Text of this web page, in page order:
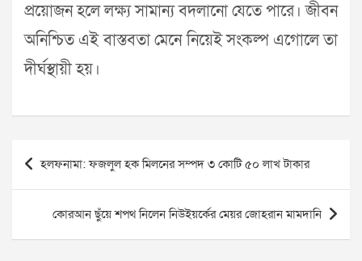
প্রয়োজন হলে লক্ষ্য সামান্য বদলানো যেতে পারে। জীবন
অনিশ্চিত এই বাস্তবতা মেনে নিয়েই সংকল্প এগোলে তা
দীর্ঘস্থায়ী হয়।
Post
navigation
হলফনামা: ফজলুল হক মিলনের সম্পদ ৩ কোটি ৫০ লাখ টাকার
কোরআন ছুঁয়ে শপথ নিলেন নিউইয়র্কের মেয়র জোহরান মামদানি